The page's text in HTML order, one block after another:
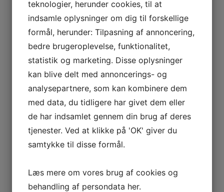
Beskrivelse
Yderligere information
Beskrivelse
Sjæls-alignment i praksis session er både for dig, som
tidligere har fået en Soul Realignment Akasha læsning og
til dig der aldrig har fået en Akasha læsning.
Sessionen supplerer alle de Akasha læsninger jeg
I denne session tager vi udgangspunkt i den intention du
oplever i forhold til det. Du får ikke så mange
informationer om dit sjæls blueprint i denne session som
teknologier, herunder cookies, til at
indsamle oplysninger om dig til forskellige
formål, herunder: Tilpasning af annoncering,
bedre brugeroplevelse, funktionalitet,
statistik og marketing. Disse oplysninger
kan blive delt med annoncerings- og
analysepartnere, som kan kombinere dem
med data, du tidligere har givet dem eller
de har indsamlet gennem din brug af deres
tjenester. Ved at klikke på 'OK' giver du
samtykke til disse formål.
Læs mere om vores brug af cookies og
behandling af persondata her.